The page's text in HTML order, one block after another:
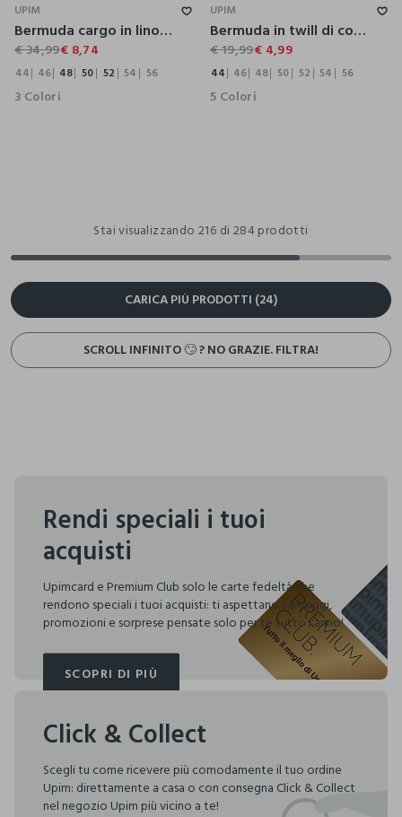
UPIM
Bermuda cargo in lino e viscosa uomo
€ 34,99€ 8,74
44 46 48 50 52 54 56
3 Colori
UPIM
Bermuda in twill di cotone uomo
€ 19,99€ 4,99
44 46 48 50 52 54 56
5 Colori
Stai visualizzando 216 di 284 prodotti
CARICA PIÙ PRODOTTI (24)
SCROLL INFINITO 🙄 ? NO GRAZIE. FILTRA!
Rendi speciali i tuoi
acquisti
Upimcard e Premium Club solo le carte fedeltà che
rendono speciali i tuoi acquisti: ti aspettano vantaggi,
promozioni e sorprese pensate solo per te tutto l'anno!
SCOPRI DI PIÙ
SCOPRI DI PIÙ
Click & Collect
Scegli tu come ricevere più comodamente il tuo ordine
Upim: direttamente a casa o con consegna Click & Collect
nel negozio Upim più vicino a te!